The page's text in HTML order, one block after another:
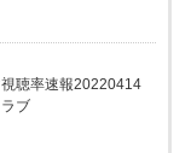
聴率速報20220414
ブ